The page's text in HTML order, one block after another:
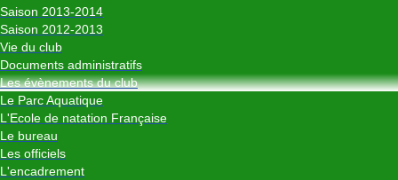
Saison 2013-2014
Saison 2012-2013
Vie du club
Documents administratifs
Les évènements du club
Le Parc Aquatique
L'Ecole de natation Française
Le bureau
Les officiels
L'encadrement